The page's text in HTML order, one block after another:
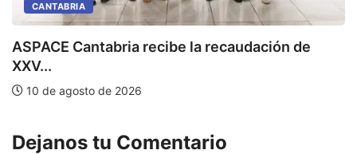
CANTABRIA
ASPACE Cantabria recibe la recaudación de
XXV...
10 de agosto de 2026
Dejanos tu Comentario